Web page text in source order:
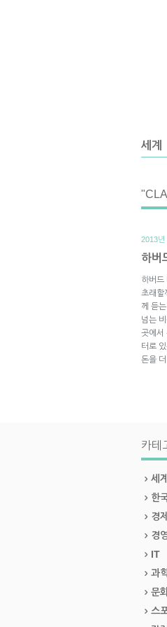
세계
2013년
하버
하버
초래할
께 듣
넘는
곳에서
터로
돈을
카테
세계
한
경제
경
IT
과
문
스